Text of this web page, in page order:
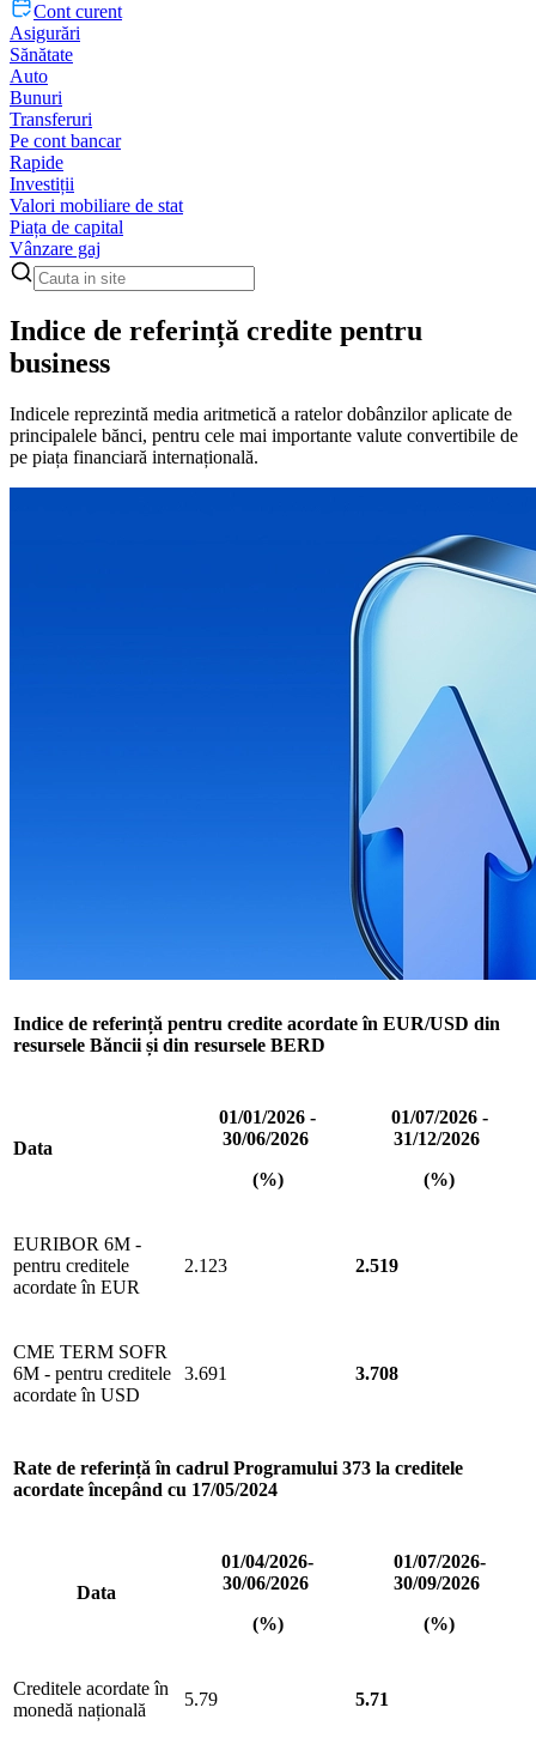
Cont curent
Asigurări
Sănătate
Auto
Bunuri
Transferuri
Pe cont bancar
Rapide
Investiții
Valori mobiliare de stat
Piața de capital
Vânzare gaj
Indice de referință credite pentru
business
Indicele reprezintă media aritmetică a ratelor dobânzilor aplicate de
principalele bănci, pentru cele mai importante valute convertibile de
pe piața financiară internațională.
Indice de referință pentru credite acordate în EUR/USD din
resursele Băncii și din resursele BERD
Data
01/01/2026 -
30/06/2026
(%)
01/07/2026 -
31/12/2026
(%)
EURIBOR 6M -
pentru creditele
acordate în EUR
2.123 2.519
CME TERM SOFR
6M - pentru creditele
acordate în USD
3.691 3.708
Rate de referință în cadrul Programului 373 la creditele
acordate începând cu 17/05/2024
Data
01/04/2026-
30/06/2026
(%)
01/07/2026-
30/09/2026
(%)
Creditele acordate în
monedă națională
5.79 5.71